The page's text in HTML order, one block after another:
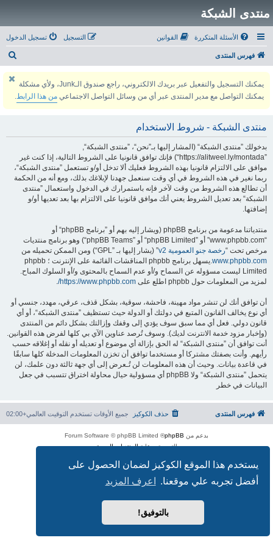
يستخدم هذا الموقع الكوكيز لضمان الحصول على
أفضل تجربه علي موقعنا.
اعرف المزيد
بالتوفيق!
منتدى الشبكة
الأسئلة المتكررة القوانين تسجيل الدخول التسجيل
فهرس المنتدى
يمكنك التسجيل والتفعيل عبر بريدك الالكتروني، راجع صندوق الـJunk، ولأي مشكلة
يمكنك التواصل مع مدير المنتدى عبر أي من وسائل التواصل الاجتماعي من هذا الرابط.
منتدى الشبكة - شروط الاستخدام
بدخولك ”منتدى الشبكة“ (المشار إليها بـ”نحن“، ”منتدى الشبكة“,
”https://alitweel.ly/montada“) فإنك توافق قانونيا على الشروط التالية، إذا كنت غير
موافق على الالتزام قانونيا بهذه الشروط فعليك ألا تدخل أو/و تستعمل ”منتدى الشبكة“،
ربما نغير في هذه الشروط في أي وقت سنعمل جهدنا لإبلاغك بذلك، ومع أنه من الحكمة
أن تطالع هذه الشروط من وقت لآخر فإنه باستمرارك في الدخول واستعمال ”منتدى
الشبكة“ بعد تعديل الشروط يعني أنك موافق قانونيا على الالتزام بها بعد تعديها أو/و
إضافتها.
منتدياتنا مدعومة من برنامج phpBB (ويشار إليه بهم أو ”برنامج phpBB“ أو
“www.phpbb.com” أو ”phpBB Limited“ أو ”phpBB Teams“) وهو برنامج منتديات
مرخص تحت “رخصة جنو العمومية v2
” (يشار إليها بـ ”GPL“) ومن الممكن تحميله من
www.phpbb.com
.يسهل برنامج phpbb المناقشات القائمة على الإنترنت ؛ phpbb
Limited ليست مسؤوله عن السماح و/أو عدم السماح بالمحتوى و/أو السلوك المباح.
لمزيد من المعلومات حول phpbb اطلع على
https://www.phpbb.com/
.
أن توافق أنك لن تنشر مواد مهينة، فاحشة، سوقية، بشكل قذف، عرقي، مهدد، جنسي أو
أي نوع يخالف القانون المتبع في دولتك أو الدولة حيث تستظيف ”منتدى الشبكة“، أو أي
قانون دولي. فعل أي مما سبق سوف يؤدي إلى وقفك وإزالتك بشكل دائم من المنتدى
(وإخبار مزود خدمة الانترنت لديك). وسوف تُرصد عناوين الآي بي كلها لفرض هذه القوانين.
أنت توافق أن ”منتدى الشبكة“ له الحق بإزالة أي موضوع أو تعديله أو نقله أو إغلاقه حسب
رأيهم. وأنت بصفتك مشتركا أو مستخدما توافق أن تخزن المعلومات المدخلة كلها سابقًا
في قاعدة بيانات. وحيث أن هذه المعلومات لن تُـعرض إلى أي جهة ثالثة دون علمك، لن
يتحمل ”منتدى الشبكة“ ولا phpBB أي مسؤولية حيال محاولة اختراق تتسبب في جعل
البيانات في خطر
فهرس المنتدى جميع الأوقات تستخدم التوقيت العالمي+02:00 حذف الكوكيز
بدعم من phpBB
® Forum Software © phpBB Limited
الترجمة برعايةالمنتديات العربية